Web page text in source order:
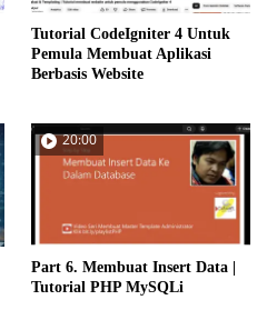
Tutorial CodeIgniter 4 Untuk
Pemula Membuat Aplikasi
Berbasis Website
20:00
Part 6. Membuat Insert Data |
Tutorial PHP MySQLi